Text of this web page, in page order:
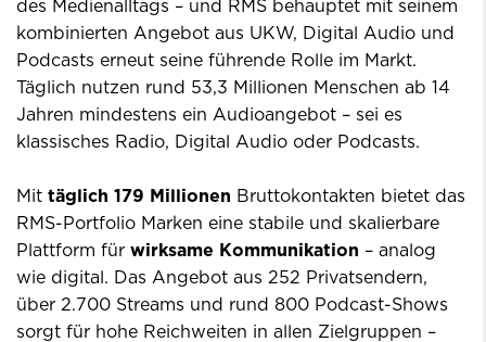
des Medienalltags – und RMS behauptet mit seinem
kombinierten Angebot aus UKW, Digital Audio und
Podcasts erneut seine führende Rolle im Markt.
Täglich nutzen rund 53,3 Millionen Menschen ab 14
Jahren mindestens ein Audioangebot – sei es
klassisches Radio, Digital Audio oder Podcasts.
Mit täglich 179 Millionen Bruttokontakten bietet das
RMS-Portfolio Marken eine stabile und skalierbare
Plattform für wirksame Kommunikation – analog
wie digital. Das Angebot aus 252 Privatsendern,
über 2.700 Streams und rund 800 Podcast-Shows
sorgt für hohe Reichweiten in allen Zielgruppen –